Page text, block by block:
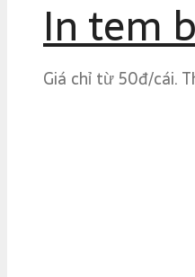
In tem
Giá chỉ từ 50đ/cái.